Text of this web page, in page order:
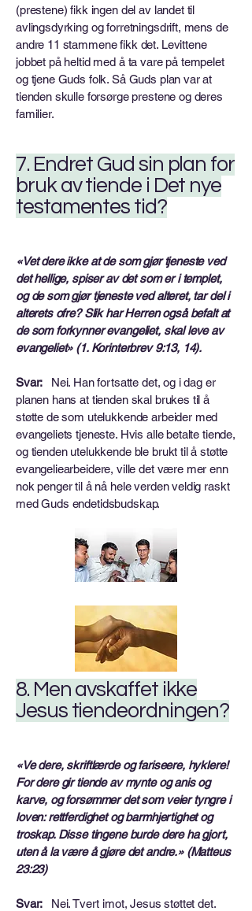
(prestene) fikk ingen del av landet til
avlingsdyrking og forretningsdrift, mens de
andre 11 stammene fikk det. Levittene
jobbet på heltid med å ta vare på tempelet
og tjene Guds folk. Så Guds plan var at
tienden skulle forsørge prestene og deres
familier.
7. Endret Gud sin plan for
bruk av tiende i Det nye
testamentes tid?
«Vet dere ikke at de som gjør tjeneste ved
det hellige, spiser av det som er i templet,
og de som gjør tjeneste ved alteret, tar del i
alterets ofre? Slik har Herren også befalt at
de som forkynner evangeliet, skal leve av
evangeliet» (1. Korinterbrev 9:13, 14).
Svar:
Nei. Han fortsatte det, og i dag er
planen hans at tienden skal brukes til å
støtte de som utelukkende arbeider med
evangeliets tjeneste. Hvis alle betalte tiende,
og tienden utelukkende ble brukt til å støtte
evangeliearbeidere, ville det være mer enn
nok penger til å nå hele verden veldig raskt
med Guds endetidsbudskap.
8. Men avskaffet ikke
Jesus tiendeordningen?
«Ve dere, skriftlærde og fariseere, hyklere!
For dere gir tiende av mynte og anis og
karve, og forsømmer det som veier tyngre i
loven: rettferdighet og barmhjertighet og
troskap. Disse tingene burde dere ha gjort,
uten å la være å gjøre det andre.» (Matteus
23:23)
Svar:
Nei. Tvert imot, Jesus støttet det.